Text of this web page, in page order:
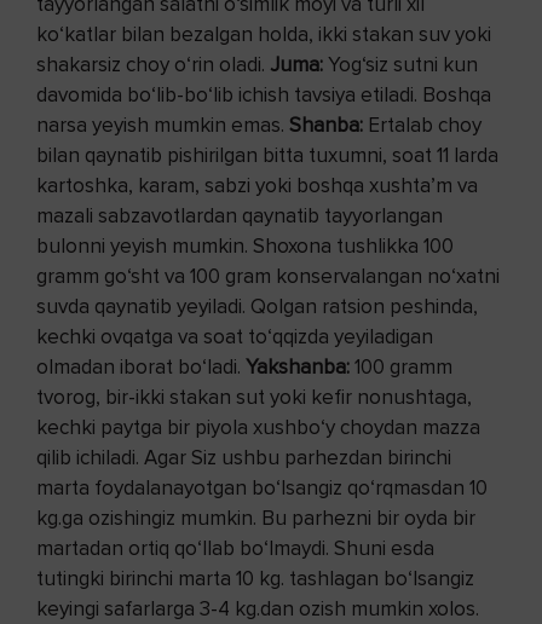
ko‘katlar bilan bezalgan holda, ikki stakan suv yoki
shakarsiz choy o‘rin oladi. Juma:Yog‘siz sutni kun
davomida bo‘lib-bo‘lib ichish tavsiya etiladi. Boshqa
narsa yeyish mumkin emas. Shanba: Ertalab choy
bilan qaynatib pishirilgan bitta tuxumni, soat 11 larda
kartoshka, karam, sabzi yoki boshqa xushta’m va
mazali sabzavotlardan qaynatib tayyorlangan
bulonni yeyish mumkin. Shoxona tushlikka 100
gramm go‘sht va 100 gram konservalangan no‘xatni
suvda qaynatib yeyiladi. Qolgan ratsion peshinda,
kechki ovqatga va soat to‘qqizda yeyiladigan
olmadan iborat bo‘ladi. Yakshanba:100 gramm
tvorog, bir-ikki stakan sut yoki kefir nonushtaga,
kechki paytga bir piyola xushbo‘y choydan mazza
qilib ichiladi. Agar Siz ushbu parhezdan birinchi
marta foydalanayotgan bo‘lsangiz qo‘rqmasdan 10
kg.ga ozishingiz mumkin. Bu parhezni bir oyda bir
martadan ortiq qo‘llab bo‘lmaydi. Shuni esda
tutingki birinchi marta 10 kg. tashlagan bo‘lsangiz
keyingi safarlarga 3-4 kg.dan ozish mumkin xolos.